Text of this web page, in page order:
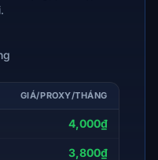
GIÁ/PROXY/THÁNG
4,000₫
3,800₫